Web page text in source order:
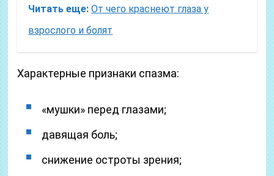
Читать еще: От чего краснеют глаза у
взрослого и болят
Характерные признаки спазма:
«мушки» перед глазами;
давящая боль;
снижение остроты зрения;